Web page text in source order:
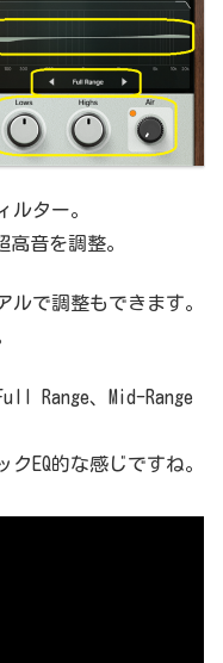
ルター。
高音を調整。
ルで調整もできます。
Range、Mid-Range
EQ的な感じですね。